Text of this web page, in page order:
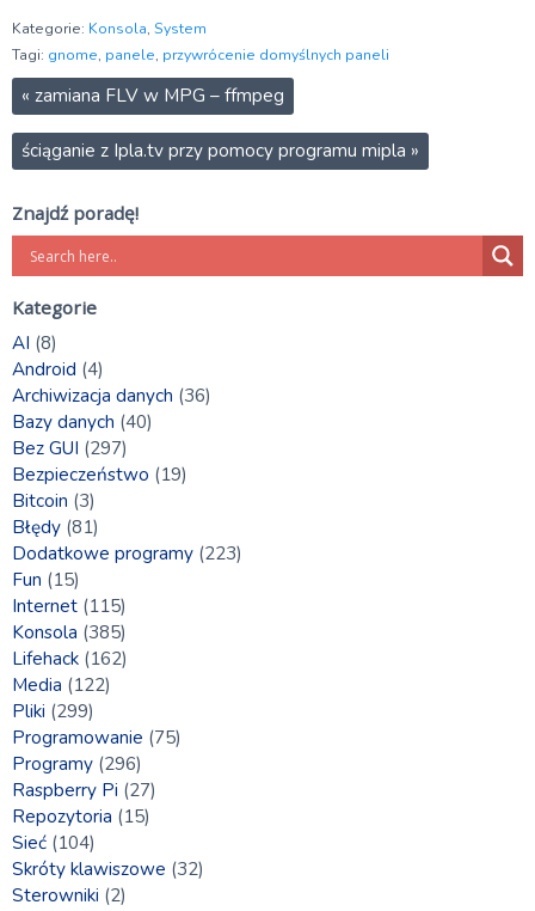
Kategorie: Konsola, System
Tagi: gnome, panele, przywrócenie domyślnych paneli
« zamiana FLV w MPG – ffmpeg
ściąganie z Ipla.tv przy pomocy programu mipla »
Znajdź poradę!
Kategorie
AI (8)
Android (4)
Archiwizacja danych (36)
Bazy danych (40)
Bez GUI (297)
Bezpieczeństwo (19)
Bitcoin (3)
Błędy (81)
Dodatkowe programy (223)
Fun (15)
Internet (115)
Konsola (385)
Lifehack (162)
Media (122)
Pliki (299)
Programowanie (75)
Programy (296)
Raspberry Pi (27)
Repozytoria (15)
Sieć (104)
Skróty klawiszowe (32)
Sterowniki (2)